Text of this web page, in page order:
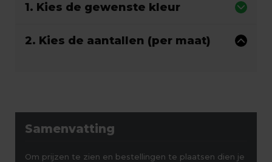
1. Kies de gewenste kleur
2. Kies de aantallen (per maat)
Samenvatting
Om prijzen te zien en bestellingen te plaatsen dien je